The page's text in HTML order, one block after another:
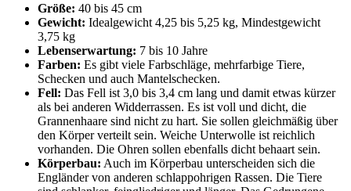
Größe: 40 bis 45 cm
Gewicht: Idealgewicht 4,25 bis 5,25 kg, Mindestgewicht
3,75 kg
Lebenserwartung: 7 bis 10 Jahre
Farben: Es gibt viele Farbschläge, mehrfarbige Tiere,
Schecken und auch Mantelschecken.
Fell: Das Fell ist 3,0 bis 3,4 cm lang und damit etwas kürzer
als bei anderen Widderrassen. Es ist voll und dicht, die
Grannenhaare sind nicht zu hart. Sie sollen gleichmäßig über
den Körper verteilt sein. Weiche Unterwolle ist reichlich
vorhanden. Die Ohren sollen ebenfalls dicht behaart sein.
Körperbau: Auch im Körperbau unterscheiden sich die
Engländer von anderen schlappohrigen Rassen. Die Tiere